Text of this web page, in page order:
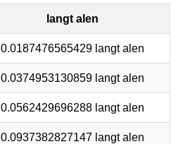
langt alen
0.0187476565429 langt alen
0.0374953130859 langt alen
0.0562429696288 langt alen
0.0937382827147 langt alen